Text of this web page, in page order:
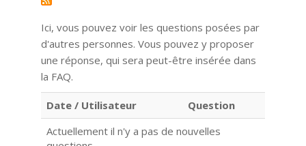
Ici, vous pouvez voir les questions posées par
d'autres personnes. Vous pouvez y proposer
une réponse, qui sera peut-être insérée dans
la FAQ.
Date / Utilisateur
Question
Actuellement il n'y a pas de nouvelles